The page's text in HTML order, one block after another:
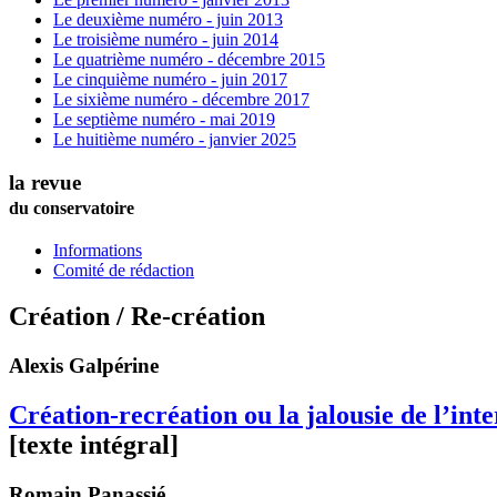
Le deuxième numéro - juin 2013
Le troisième numéro - juin 2014
Le quatrième numéro - décembre 2015
Le cinquième numéro - juin 2017
Le sixième numéro - décembre 2017
Le septième numéro - mai 2019
Le huitième numéro - janvier 2025
la revue
du conservatoire
Informations
Comité de rédaction
Création / Re-création
Alexis Galpérine
Création-recréation ou la jalousie de
[texte intégral]